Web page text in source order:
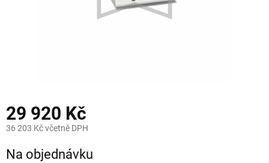
29 920 Kč
36 203 Kč včetně DPH
cena:
Na objednávku